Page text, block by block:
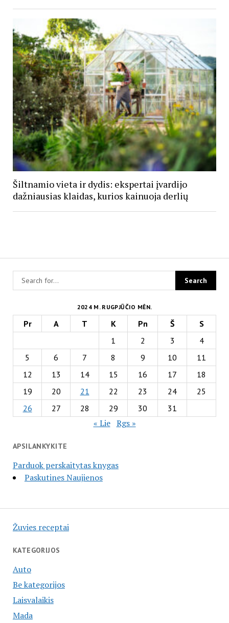
2024 M. RUGPJŪČIO MĖN.
Pr A T K Pn Š
S
1
2 3
4
5
6 7 8 9 10
11
12
13 14 15 16 17
18
19
20 21 22 23 24
25
26
27 28 29 30 31
« Lie Rgs »
APSILANKYKITE
Parduok perskaitytas knygas
Paskutines Naujienos
Šiltnamio vieta ir dydis: ekspertai įvardijo
dažniausias klaidas, kurios kainuoja derlių
Žuvies receptai
KATEGORIJOS
Auto
Be kategorijos
Laisvalaikis
Mada